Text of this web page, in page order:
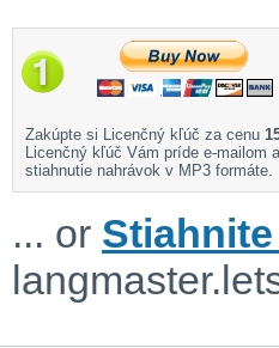
Zakúpte si Licenčný kľúč za cenu
Licenčný kľúč Vám príde e-mailom
stiahnutie nahrávok v MP3 formáte.
... or